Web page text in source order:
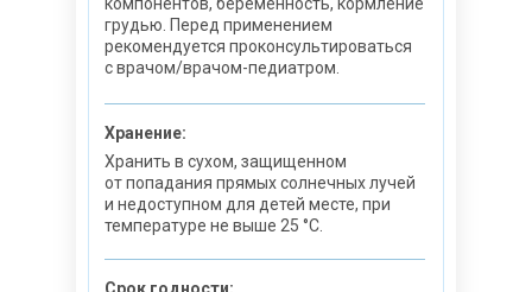
Хранение:
грудью. Перед применением
рекомендуется проконсультироваться
с врачом/врачом-педиатром.
Хранить в сухом, защищенном
от попадания прямых солнечных лучей
и недоступном для детей месте, при
температуре не выше 25 °C.